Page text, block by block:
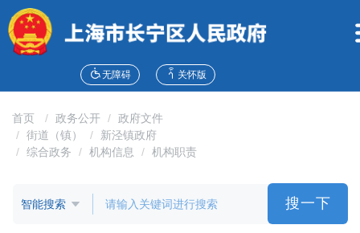
障
碍
说
无障碍 关怀版
首页 政务公开
政府文件
街道（镇）
新泾镇政府
综合政务
机构信息 机构职责
搜一下